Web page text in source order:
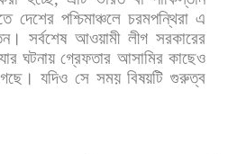
দেশের পশ্চিমাঞ্চলে চরমপন্থিরা এ
সর্বশেষ আওয়ামী লীগ সরকারের
ঘটনায় গ্রেফতার আসামির কাছেও
যদিও সে সময় বিষয়টি গুরুত্ব